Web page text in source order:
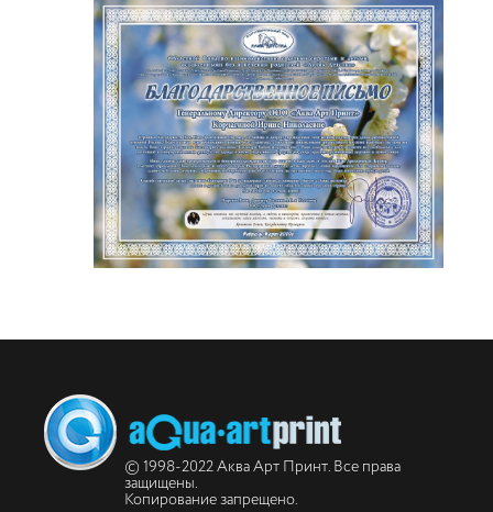
© 1998-2022 Аква Арт Принт. Все права
защищены.
Копирование запрещено.